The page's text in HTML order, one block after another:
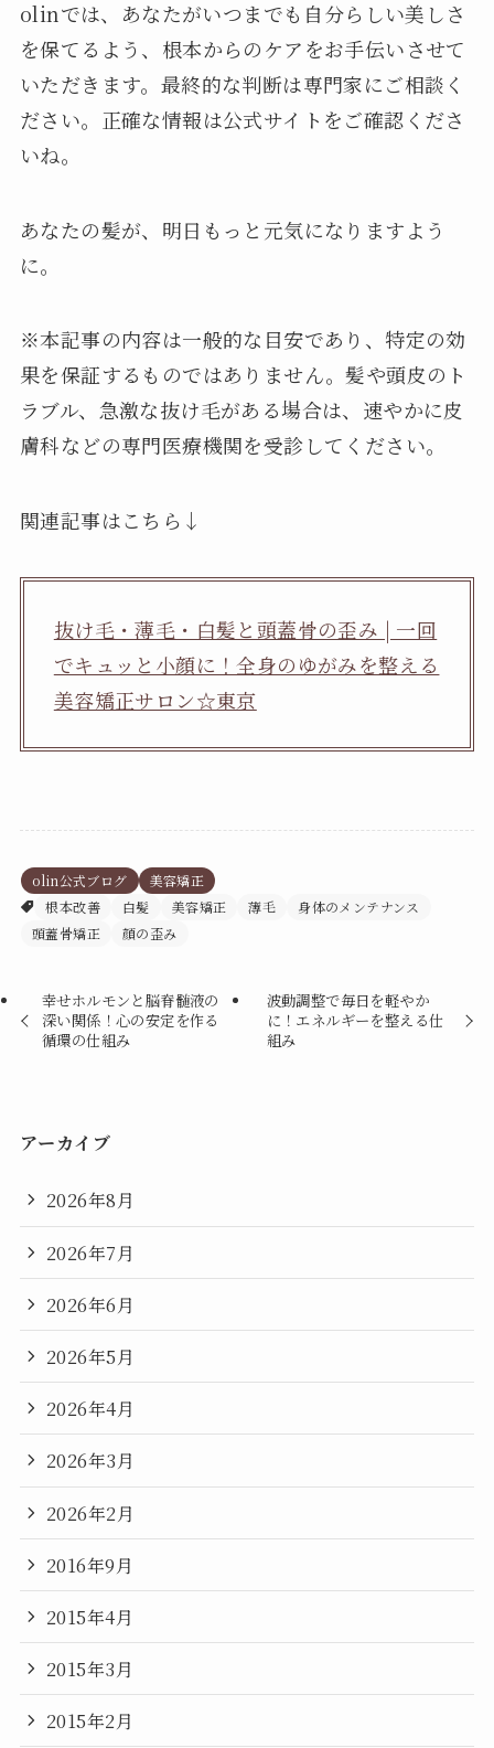
olinでは、あなたがいつまでも自分らしい美しさ
を保てるよう、根本からのケアをお手伝いさせて
いただきます。最終的な判断は専門家にご相談く
ださい。正確な情報は公式サイトをご確認くださ
いね。
あなたの髪が、明日もっと元気になりますよう
に。
※本記事の内容は一般的な目安であり、特定の効
果を保証するものではありません。髪や頭皮のト
ラブル、急激な抜け毛がある場合は、速やかに皮
膚科などの専門医療機関を受診してください。
関連記事はこちら↓
抜け毛・薄毛・白髪と頭蓋骨の歪み | 一回
でキュッと小顔に！全身のゆがみを整える
美容矯正サロン☆東京
olin公式ブログ
美容矯正
根本改善
白髪 美容矯正 薄毛
身体のメンテナンス
頭蓋骨矯正
顔の歪み
幸せホルモンと脳脊髄液の
深い関係！心の安定を作る
循環の仕組み
波動調整で毎日を軽やか
に！エネルギーを整える仕
組み
アーカイブ
2026年8月
2026年7月
2026年6月
2026年5月
2026年4月
2026年3月
2026年2月
2016年9月
2015年4月
2015年3月
2015年2月